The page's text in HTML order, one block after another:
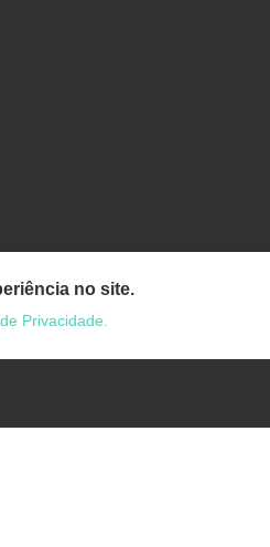
no site.
Privacidade.